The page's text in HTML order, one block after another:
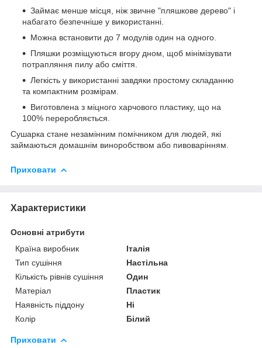
Займає менше місця, ніж звичне "пляшкове дерево" і
набагато безпечніше у використанні.
Можна встановити до 7 модулів один на одного.
Пляшки розміщуються вгору дном, щоб мінімізувати
потрапляння пилу або сміття.
Легкість у використанні завдяки простому складанню
та компактним розмірам.
Виготовлена з міцного харчового пластику, що на
100% переробляється.
Сушарка стане незамінним помічником для людей, які
займаються домашнім виноробством або пивоварінням.
Приховати
Характеристики
Основні атрибути
Країна виробник
Італія
Тип сушіння
Настільна
Кількість рівнів сушіння
Один
Матеріал
Пластик
Наявність піддону
Ні
Колір
Білий
Приховати